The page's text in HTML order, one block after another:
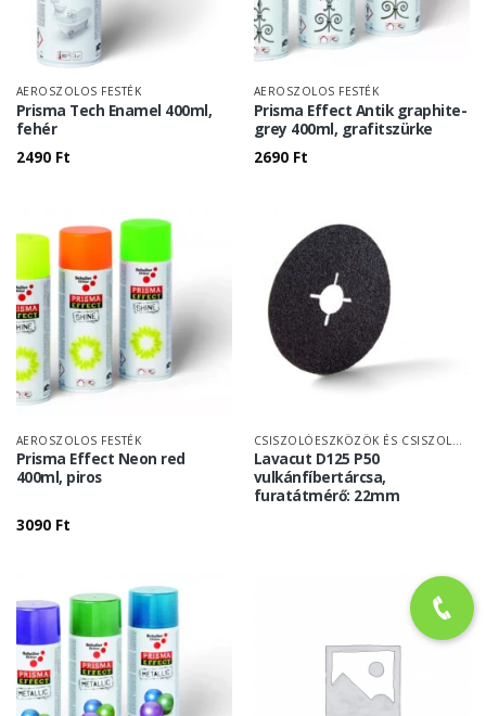
AEROSZOLOS FESTÉK
Prisma Tech Enamel 400ml,
fehér
2490 Ft
AEROSZOLOS FESTÉK
Prisma Effect Antik graphite-
grey 400ml, grafitszürke
2690 Ft
AEROSZOLOS FESTÉK
Prisma Effect Neon red
400ml, piros
3090 Ft
Lavacut D125 P50
vulkánfíbertárcsa,
furatátmérő: 22mm